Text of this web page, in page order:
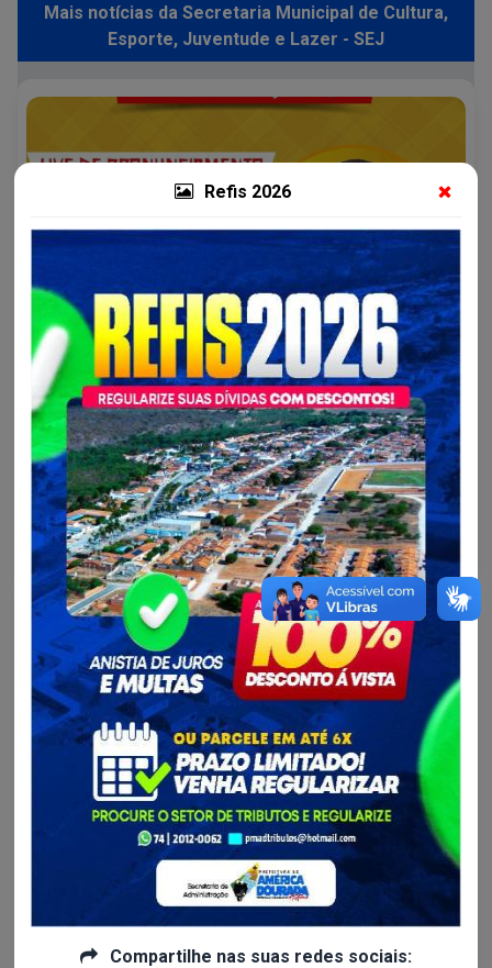
Refis 2026
Compartilhe nas suas redes sociais:
Mais notícias da Secretaria Municipal de Cultura,
Esporte, Juventude e Lazer - SEJ
Cultura, Esporte, Juventude...
Prefeito Joelson do Rosário fará um pronunciamento
na Página Oficial...
Alô, América Dourada! Nesta sexta-feira, 10 de junho, a partir
das 14 horas, o Prefeito Joelson do Rosário fará um
pronunciamento na Página Oficial da Prefeitura no Facebook
sobre os[...]
Continue lendo
Cultura, Esporte, Juventude...
Repertório de muito respeito teremos com um dos
maiores cantores...
Paraná, da antiga dupla Chico Rey e Paraná é uma das
atrações confirmadas no São Pedro da Gente.